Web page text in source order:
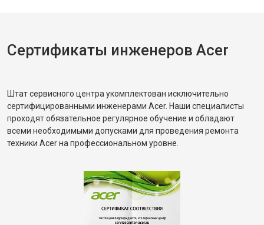
Сертификаты инженеров Acer
Штат сервисного центра укомплектован исключительно
сертифицированными инженерами Acer. Наши специалисты
проходят обязательное регулярное обучение и обладают
всеми необходимыми допусками для проведения ремонта
техники Acer на профессиональном уровне.